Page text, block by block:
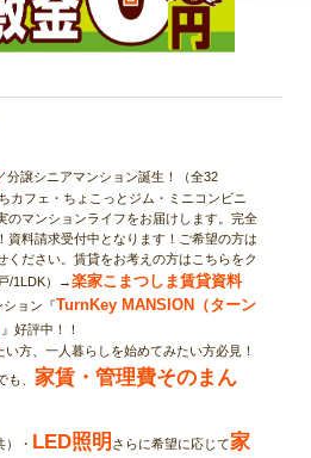
分譲シニアマンション誕生！（全32
カフェ・ちょこっとジム・ミニコンビニ
のマンションライフをお届けします。完全
資料請求受付中となります！ご希望の方は
ください。賃貸をお考えの方はこちらをク
/1LDK）→楽家こまつしま賃貸資料
ョン『TurnKey MANSION（ターン
』好評中！！
方、一人暮らしを始めてみたい方必見！
も、 家賃・管理費そのまん
・ LED照明 さらに希望に応じて家